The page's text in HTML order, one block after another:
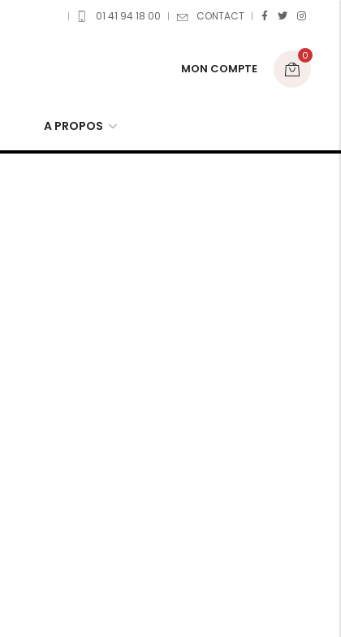
01 41 94 18 00 CONTACT
MON COMPTE
0
A PROPOS